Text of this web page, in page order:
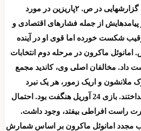
عنوان مشروح مجموعه گزارشهایی در ص. ۲پاریزین در مورد
از جمله فشارهای اقتصادی و
شکست خورده اما قوی او در آینده
ماکرون در مرحله دوم انتخابات
داد. مخالفان اصلی وی، کاندید مجمع
ملانشون و اریک زمور، هر یک نبرد
انتخابات مجلس را راه انداختند. بازی 24 آوریل هنگفت بود. احتمال
راست افراطی بیفتد، وجود داشت.
مجدد امانوئل ماکرون بر اساس شمارش